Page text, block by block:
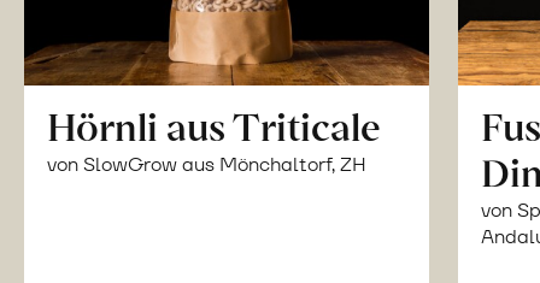
Hörnli aus Triticale
von SlowGrow aus Mönchaltorf, ZH
von